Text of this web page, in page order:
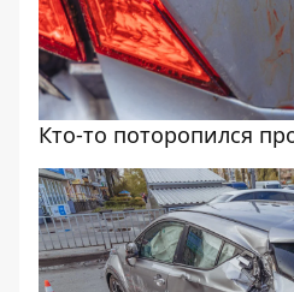
Кто-то поторопился